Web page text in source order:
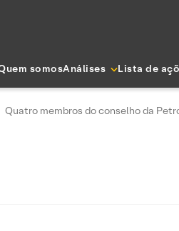
somosAnálises Lista de
Quatro membros do conselho da